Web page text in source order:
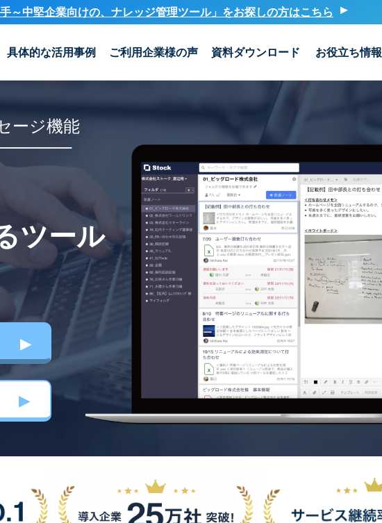
～中堅企業向けの、ナレッジ管理ツール」をお探しの方はこちら
具体的な活用事例 ご利用企業様の声 資料ダウンロード お役立ち情報
ージ機能
ツール